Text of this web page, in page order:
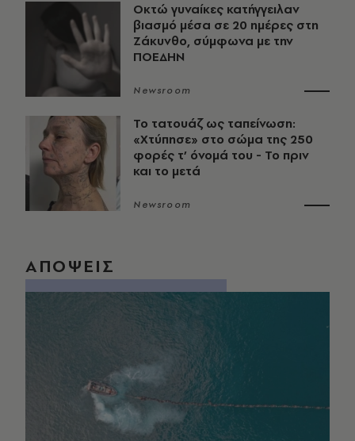
Οκτώ γυναίκες κατήγγειλαν
βιασμό μέσα σε 20 ημέρες στη
Ζάκυνθο, σύμφωνα με την
ΠΟΕΔΗΝ
Newsroom
Το τατουάζ ως ταπείνωση:
«Χτύπησε» στο σώμα της 250
φορές τ’ όνομά του - Το πριν
και το μετά
Newsroom
ΑΠΟΨΕΙΣ